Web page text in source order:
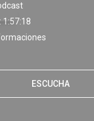
1:57:18
ESCUCHA